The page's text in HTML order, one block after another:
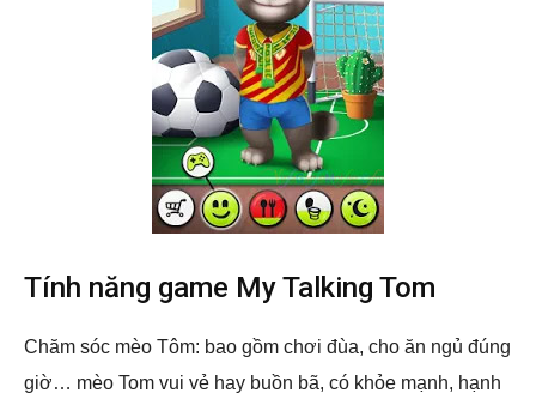
Tính năng game My Talking Tom
Chăm sóc mèo Tôm: bao gồm chơi đùa, cho ăn ngủ đúng
giờ… mèo Tom vui vẻ hay buồn bã, có khỏe mạnh, hạnh